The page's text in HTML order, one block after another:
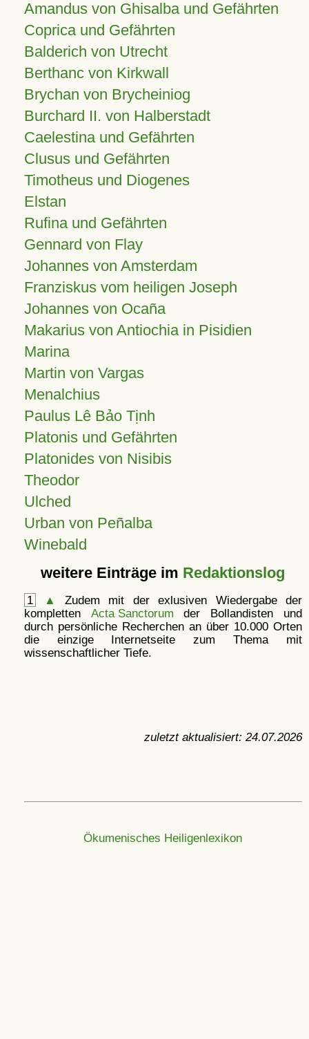
Amandus von Ghisalba und Gefährten
Coprica und Gefährten
Balderich von Utrecht
Berthanc von Kirkwall
Brychan von Brycheiniog
Burchard II. von Halberstadt
Caelestina und Gefährten
Clusus und Gefährten
Timotheus und Diogenes
Elstan
Rufina und Gefährten
Gennard von Flay
Johannes von Amsterdam
Franziskus vom heiligen Joseph
Johannes von Ocaña
Makarius von Antiochia in Pisidien
Marina
Martin von Vargas
Menalchius
Paulus Lê Bảo Tịnh
Platonis und Gefährten
Platonides von Nisibis
Theodor
Ulched
Urban von Peñalba
Winebald
weitere Einträge im Redaktionslog
1 ▲
Zudem mit der exlusiven Wiedergabe der
kompletten Acta Sanctorum der Bollandisten und
durch persönliche Recherchen an über 10.000 Orten
die einzige Internetseite zum Thema mit
wissenschaftlicher Tiefe.
zuletzt aktualisiert: 24.07.2026
Ökumenisches Heiligenlexikon